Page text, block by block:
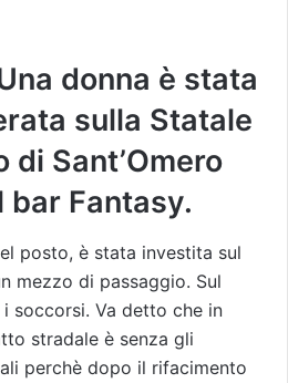
donna è stata
sulla Statale
di Sant’Omero
bar Fantasy.
posto, è stata investita sul
mezzo di passaggio. Sul
soccorsi. Va detto che in
stradale è senza gli
perchè dopo il rifacimento